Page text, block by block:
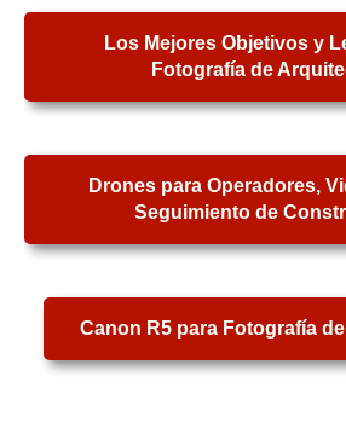
Los Mejores Objetivos y
Fotografía de
Drones para Operadores,
Seguimiento de
Canon R5 para Fotografía